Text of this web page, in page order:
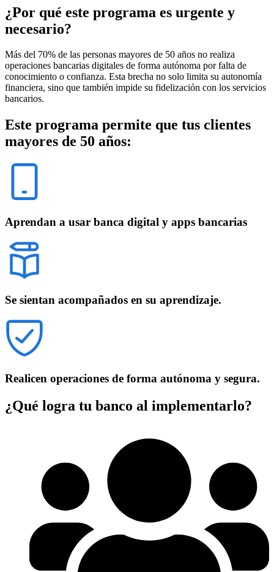
¿Por qué este programa es urgente y
necesario?
Más del 70% de las personas mayores de 50 años no realiza
operaciones bancarias digitales de forma autónoma por falta de
conocimiento o confianza. Esta brecha no solo limita su autonomía
financiera, sino que también impide su fidelización con los servicios
bancarios.
Este programa permite que tus clientes
mayores de 50 años:
Aprendan a usar banca digital y apps bancarias
Se sientan acompañados en su aprendizaje.
Realicen operaciones de forma autónoma y segura.
¿Qué logra tu banco al implementarlo?